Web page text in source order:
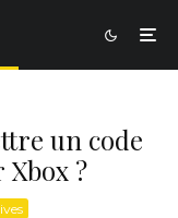
un code
?